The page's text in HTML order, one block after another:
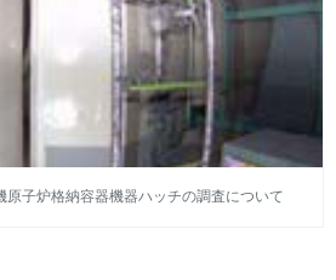
子炉格納容器機器ハッチの調査について